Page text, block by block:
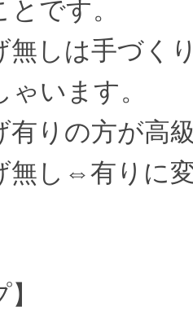
です。
しは手づく
います。
りの方が高
無し⇔有りに